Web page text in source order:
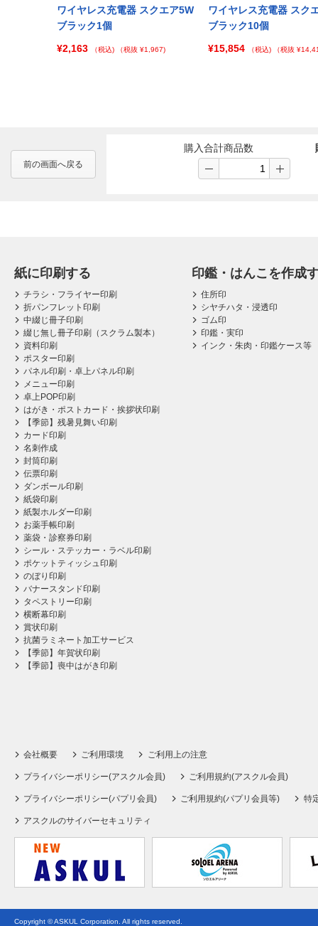
ワイヤレス充電器 スクエア5W
ブラック1個
¥2,163
（税込) （税抜 ¥1,967)
ワイヤレス充電器 スク
ブラック10個
¥15,854
（税込) （税抜
前の画面へ戻る
購入合計商品数
紙に印刷する
チラシ・フライヤー印刷
折パンフレット印刷
中綴じ冊子印刷
綴じ無し冊子印刷（スクラム製本）
資料印刷
ポスター印刷
パネル印刷・卓上パネル印刷
メニュー印刷
卓上POP印刷
はがき・ポストカード・挨拶状印刷
【季節】残暑見舞い印刷
カード印刷
名刺作成
封筒印刷
伝票印刷
ダンボール印刷
紙袋印刷
紙製ホルダー印刷
お薬手帳印刷
薬袋・診察券印刷
シール・ステッカー・ラベル印刷
ポケットティッシュ印刷
のぼり印刷
バナースタンド印刷
タペストリー印刷
横断幕印刷
賞状印刷
抗菌ラミネート加工サービス
【季節】年賀状印刷
【季節】喪中はがき印刷
印鑑・はんこを作成
住所印
シヤチハタ・浸透印
ゴム印
印鑑・実印
インク・朱肉・印鑑ケース等
会社概要 ご利用環境 ご利用上の注意
プライバシーポリシー(アスクル会員) ご利用規約(アスクル会員)
プライバシーポリシー(パプリ会員) ご利用規約(パプリ会員等) 特
アスクルのサイバーセキュリティ
Copyright © ASKUL Corporation. All rights reserved.